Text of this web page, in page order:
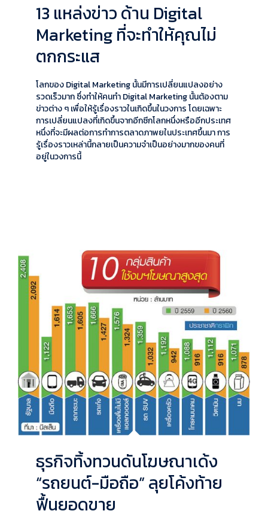
13 แหล่งข่าว ด้าน Digital
Marketing ที่จะทำให้คุณไม่
ตกกระแส
โลกของ Digital Marketing นั้นมีการเปลี่ยนแปลงอย่าง
รวดเร็วมาก ซึ่งทำให้คนทำ Digital Marketing นั้นต้องตาม
ข่าวต่าง ๆ เพื่อให้รู้เรื่องราวในเกิดขึ้นในวงการ โดยเฉพาะ
การเปลี่ยนแปลงที่เกิดขึ้นจากอีกซีกโลกหนึ่งหรืออีกประเทศ
หนึ่งที่จะมีผลต่อการทำการตลาดภาพยในประเทศขึ้นมา การ
รู้เรื่องราวเหล่านี้กลายเป็นความจำเป็นอย่างมากของคนที่
อยู่ในวงการนี้
ธุรกิจทิ้งทวนดันโฆษณาเด้ง
“รถยนต์-มือถือ” ลุยโค้งท้าย
ฟื้นยอดขาย